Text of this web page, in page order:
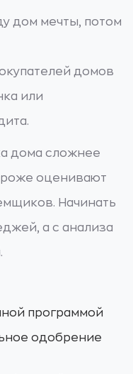
дом мечты, потом
домов
или
дома сложнее
оценивают
Начинать
а с анализа
программой
одобрение